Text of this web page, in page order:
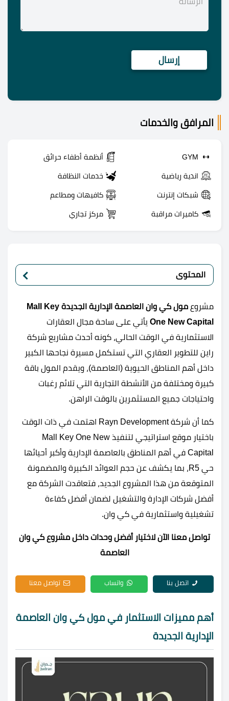
المرافق والخدمات
GYM أنظمة أطفاء حرائق
اندية رياضية خدمات النظافة
شبكات إنترنت كافيهات ومطاعم
كاميرات مراقبة مركز تجاري
المحتوى
مشروع
مول كي وان العاصمة الإدارية الجديدة Mall Key
One New Capital يأتي على ساحة مجال العقارات
الاستثمارية في الوقت الحالي، كونه أحدث مشاريع شركة
راين للتطوير العقاري التي تستكمل مسيرة نجاحها الكبير
داخل أهم المناطق الحيوية (العاصمة)، ويقدم المول باقة
كبيرة ومختلفة من الأنشطة التجارية التي تلائم رغبات
واحتياجات جميع المستثمرين بالوقت الراهن.
كما أن شركة Rayn Development اهتمت في ذات الوقت
باختيار موقع استراتيجي لتنفيذ Mall Key One New
Capital في أهم المناطق بالعاصمة الإدارية وأكبر أحيائها
حي R5، بما يكشف عن حجم العوائد الكبيرة والمضمونة
المتوقعة من هذا المشروع الجديد، فتعاقدت الشركة مع
أفضل شركات الإدارة والتشغيل لضمان أفضل كفاءة
تشغيلية واستثمارية في كي وان.
تواصل معنا الآن لاختيار أفضل وحدات داخل مشروع كي وان
العاصمة
اتصل بنا واتساب تواصل معنا
أهم مميزات الاستثمار في مول كي وان العاصمة
الإدارية الجديدة